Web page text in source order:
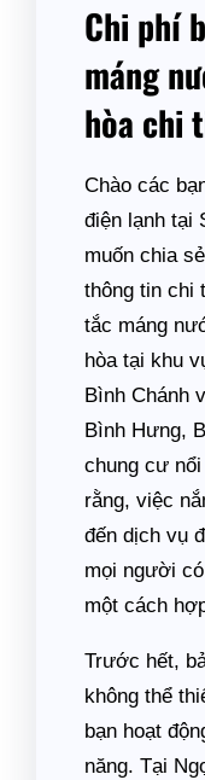
Chi phí
máng
hòa chi
Chào các
điện lạnh tại
muốn chia
thông tin chi
tắc máng
hòa tại khu
Bình Chánh
Bình Hưng,
chung cư
rằng, việc
đến dịch vụ
mọi người
một cách
Trước hết,
không thể
bạn hoạt
năng. Tại